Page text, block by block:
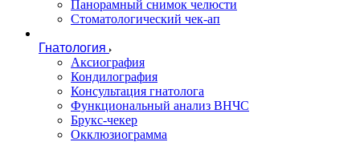
Панорамный снимок челюсти
Стоматологический чек-ап
Гнатология
Аксиография
Кондилография
Консультация гнатолога
Функциональный анализ ВНЧС
Брукс-чекер
Окклюзиограмма